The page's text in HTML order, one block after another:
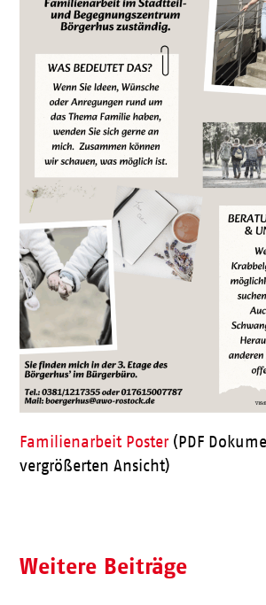
Familienarbeit Poster (PDF
vergrößerten Ansicht)
Weitere Beiträge